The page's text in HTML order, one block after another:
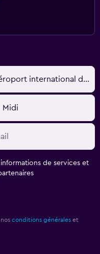
Saint Johns, NL, Canada - Aéroport international de Saint-Jean de Terre-Neuve (YYT)
Midi
de services et
conditions générales et